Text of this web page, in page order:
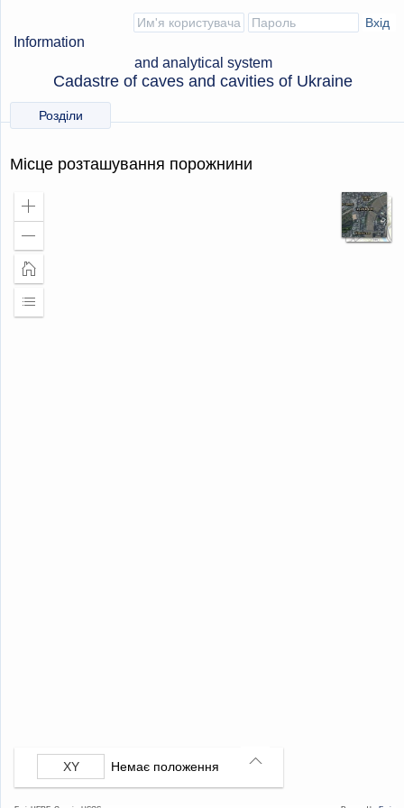
Information
and analytical system
Cadastre of caves and cavities of Ukraine
Розділи
Місце розташування порожнини
Збільшити
масштаб
Головна
сторінка
Розширити
Немає положення